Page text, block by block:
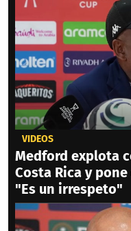
VIDEOS
Medford explota
Costa Rica y
"Es un irrespeto"